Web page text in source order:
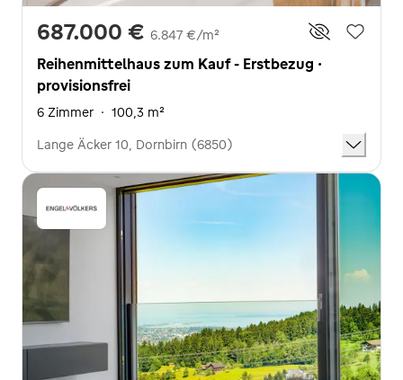
687.000 € 6.847 €/m²
Reihenmittelhaus zum Kauf - Erstbezug ·
provisionsfrei
6 Zimmer · 100,3 m²
Lange Äcker 10, Dornbirn (6850)